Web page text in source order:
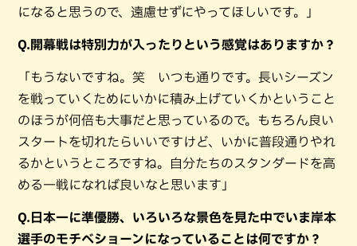
になると思うので、遠慮せずにやってほしいです。」
Q.開幕戦は特別力が入ったりという感覚はありますか？
「もうないですね。笑 いつも通りです。長いシーズン
を戦っていくためにいかに積み上げていくかということ
のほうが何倍も大事だと思っているので。もちろん良い
スタートを切れたらいいですけど、いかに普段通りやれ
るかというところですね。自分たちのスタンダードを高
める一戦になれば良いなと思います」
Q.日本一に準優勝、いろいろな景色を見た中でいま岸本
選手のモチベショーンになっていることは何ですか？